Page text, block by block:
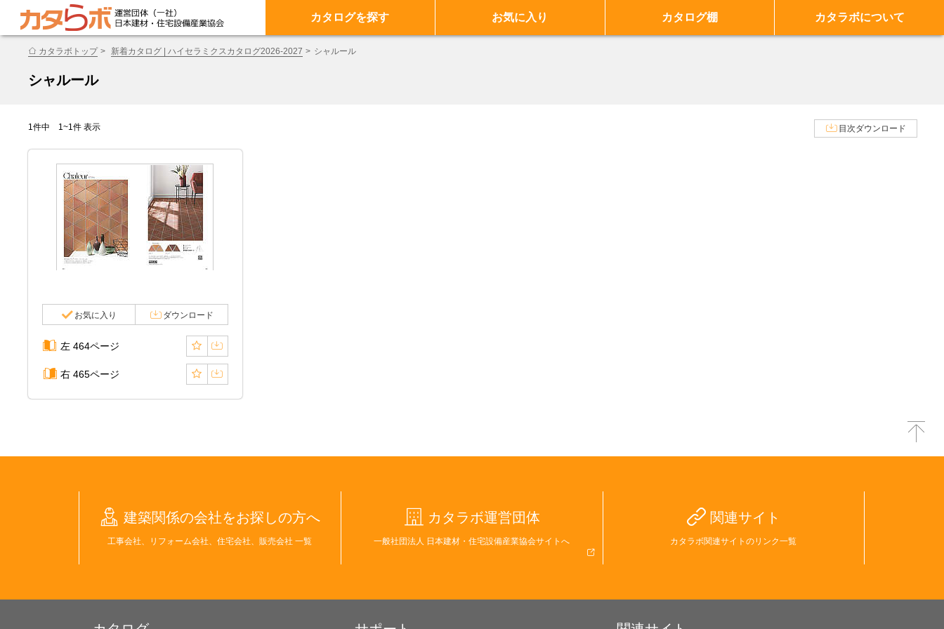
カタログを探す お気に入り カタログ棚 カタラボについて
カタラボトップ 新着カタログ | ハイセラミクスカタログ2026-2027 シャルール
シャルール
1件中 1~1件 表示 目次ダウンロード
お気に入り ダウンロード
左 464ページ
右 465ページ
建築関係の会社をお探しの方へ
工事会社、リフォーム会社、住宅会社、販売会社 一覧
カタラボ運営団体
一般社団法人 日本建材・住宅設備産業協会サイトへ
関連サイト
カタラボ関連サイトのリンク一覧